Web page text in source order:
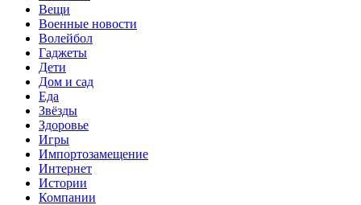
Вещи
Военные новости
Волейбол
Гаджеты
Дети
Дом и сад
Еда
Звёзды
Здоровье
Игры
Импортозамещение
Интернет
Истории
Компании